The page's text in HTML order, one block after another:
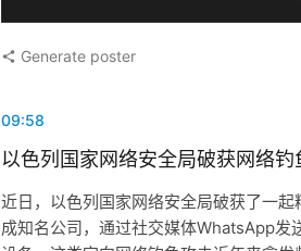
Generate poster
09:58
以色列国家网络安全局破获网络钓
近日，以色列国家网络安全局破获了一
成知名公司，通过社交媒体WhatsApp发